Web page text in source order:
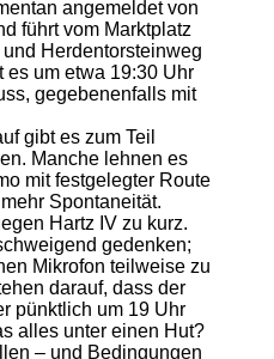
angemeldet von
führt vom Marktplatz
Herdentorsteinweg
es um etwa 19:30 Uhr
gegebenenfalls mit
gibt es zum Teil
Manche lehnen es
mit festgelegter Route
Spontaneität.
Hartz IV zu kurz.
gedenken;
Mikrofon teilweise zu
darauf, dass der
pünktlich um 19 Uhr
alles unter einen Hut?
– und Bedingungen